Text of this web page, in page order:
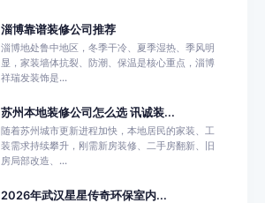
淄博靠谱装修公司推荐
淄博地处鲁中地区，冬季干冷、夏季湿热、季风明
显，家装墙体抗裂、防潮、保温是核心重点，淄博
祥瑞发装饰是...
苏州本地装修公司怎么选 讯诚装...
随着苏州城市更新进程加快，本地居民的家装、工
装需求持续攀升，刚需新房装修、二手房翻新、旧
房局部改造、...
2026年武汉星星传奇环保室内...